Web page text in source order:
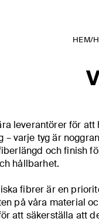
HEM/
leverantörer för att
– varje tyg är
och finish
hållbarhet.
fibrer är en
på våra material
att säkerställa att